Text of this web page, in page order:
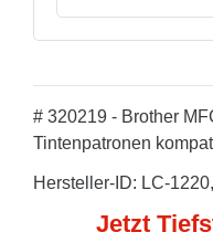
# 320219 - Brother
Tintenpatronen
Hersteller-ID: LC-
Jetzt